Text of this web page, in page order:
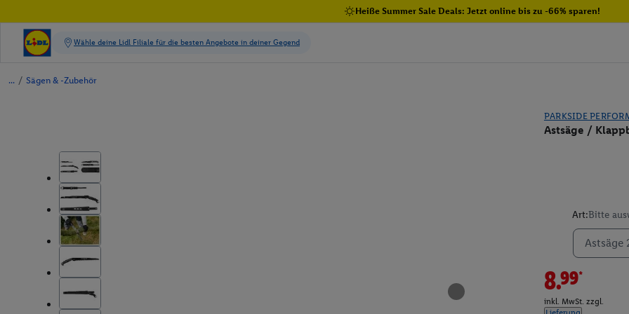
Heiße Summer Sale Deals: Jetzt online bis zu -66% sparen!
/ Sägen & -Zubehör
PARKSIDE
Astsäge /
Art:Bitte
Astsäge
8.99*
inkl. MwSt. zzgl.